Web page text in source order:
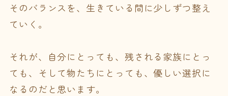
そのバランスを、生きている間に少しずつ整え
ていく。
それが、自分にとっても、残される家族にとっ
ても、そして物たちにとっても、優しい選択に
なるのだと思います。